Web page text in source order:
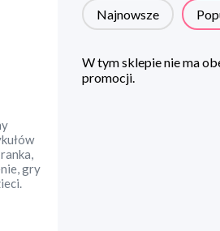
gry
Najnowsze
W tym sklepie nie ma
promocji.